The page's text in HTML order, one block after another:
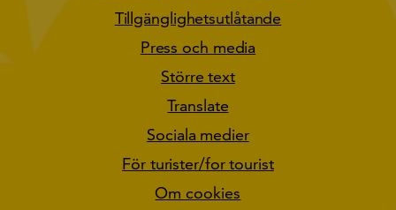
Tillgänglighetsutlåtande
Press och media
Större text
Translate
Sociala medier
För turister/for tourist
Om cookies